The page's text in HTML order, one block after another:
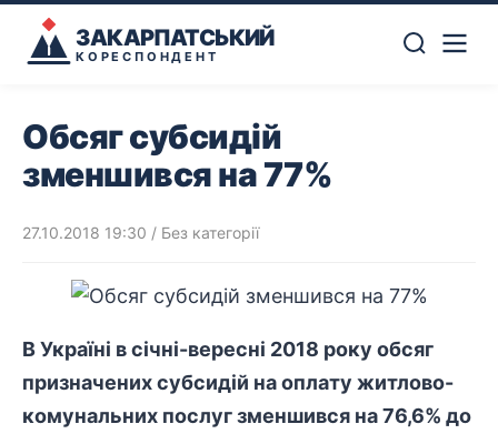
ЗАКАРПАТСЬКИЙ
КОРЕСПОНДЕНТ
Обсяг субсидій
зменшився на 77%
27.10.2018 19:30 / Без категорії
В Україні в січні-вересні 2018 року обсяг
призначених субсидій на оплату житлово-
комунальних послуг зменшився на 76,6% до